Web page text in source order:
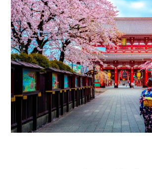
Aviso legal
de privacidad
Contacta